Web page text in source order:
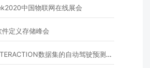
中国物联网在线展会
定义存储峰会
数据集的自动驾驶预测模型挑战赛